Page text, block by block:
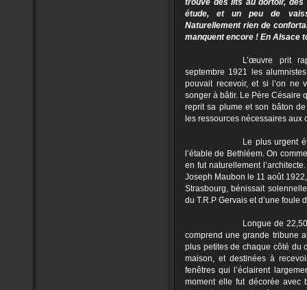
trouvé des lits au dortoir,
étude, et un peu de
Naturellement rien de
manquent encore ! En Alsace
L’œuvre prit
septembre 1921 les
pouvait recevoir, et si l’on ne
songer à bâtir. Le Père Césaire
reprit sa plume et son bâton
les ressources nécessaires aux
Le plus urgent
l’étable de Bethléem. On
en fut naturellement
Joseph Maubon le 11 août
Strasbourg, bénissait
du T.R.P Gervais et d’une foule
Longue de
comprend une grande tribune
plus petites de chaque côté du
maison, et destinées à
fenêtres qui l’éclairent
moment elle fut décorée avec